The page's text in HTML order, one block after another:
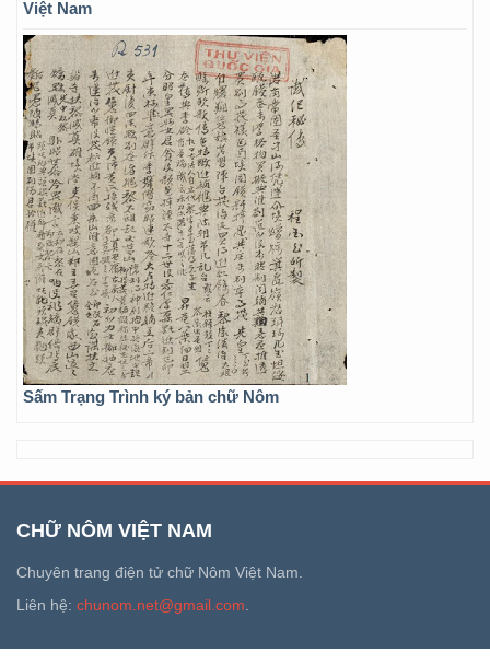
Việt Nam
Sấm Trạng Trình ký bản chữ Nôm
CHỮ NÔM VIỆT NAM
Chuyên trang điện tử chữ Nôm Việt Nam.
Liên hệ: chunom.net@gmail.com